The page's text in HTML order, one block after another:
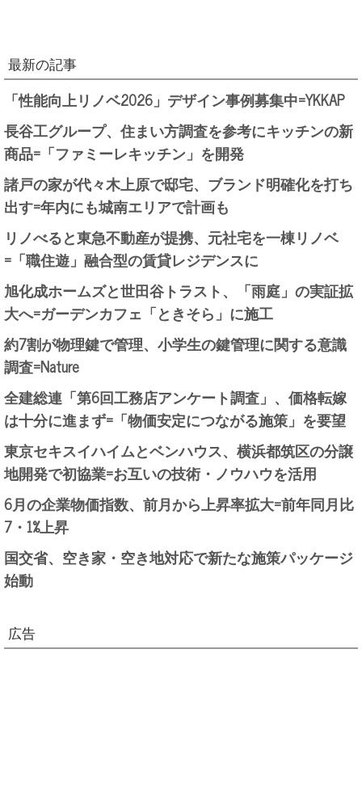
最新の記事
「性能向上リノベ2026」デザイン事例募集中=YKKAP
長谷工グループ、住まい方調査を参考にキッチンの新
商品=「ファミーレキッチン」を開発
諸戸の家が代々木上原で邸宅、ブランド明確化を打ち
出す=年内にも城南エリアで計画も
リノべると東急不動産が提携、元社宅を一棟リノベ
=「職住遊」融合型の賃貸レジデンスに
旭化成ホームズと世田谷トラスト、「雨庭」の実証拡
大へ=ガーデンカフェ「ときそら」に施工
約7割が物理鍵で管理、小学生の鍵管理に関する意識
調査=Nature
全建総連「第6回工務店アンケート調査」、価格転嫁
は十分に進まず=「物価安定につながる施策」を要望
東京セキスイハイムとベンハウス、横浜都筑区の分譲
地開発で初協業=お互いの技術・ノウハウを活用
6月の企業物価指数、前月から上昇率拡大=前年同月比
7・1%上昇
国交省、空き家・空き地対応で新たな施策パッケージ
始動
広告